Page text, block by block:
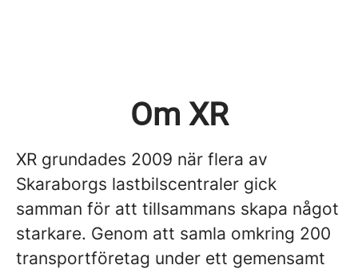
Om XR
XR grundades 2009 när flera av
Skaraborgs lastbilscentraler gick
samman för att tillsammans skapa något
starkare. Genom att samla omkring 200
transportföretag under ett gemensamt